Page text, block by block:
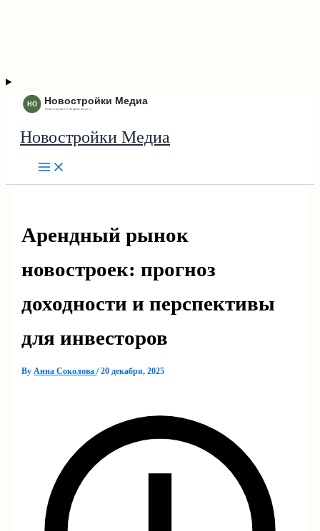
Новостройки Медиа
Арендный рынок
новостроек: прогноз
доходности и перспективы
для инвесторов
By Анна Соколова/20 декабря, 2025